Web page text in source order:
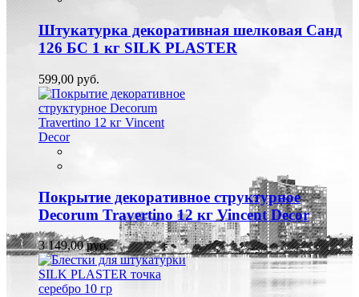
Штукатурка декоративная шелковая Санд
126 БС 1 кг SILK PLASTER
599,00 руб.
Покрытие декоративное структурное
Decorum Travertino 12 кг Vincent Decor
3 149,00 руб.